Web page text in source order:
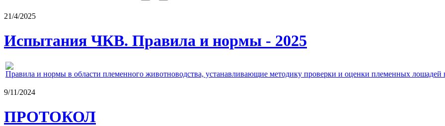
21/4/2025
Испытания ЧКВ. Правила и нормы - 2025
Правила и нормы в области племенного животноводства, устанавливающие методику проверки и оценки племенных
9/11/2024
ПРОТОКОЛ